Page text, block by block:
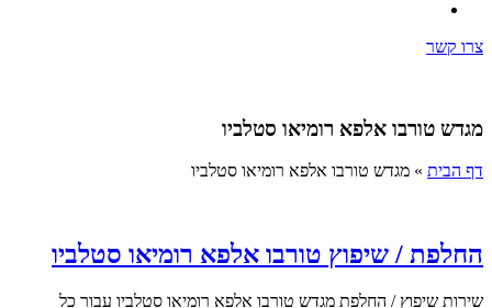
צרו קשר
מגדש טורבו אלפא רומיאו סטלביו
דף הבית » מגדש טורבו אלפא רומיאו סטלביו
החלפת / שיפוץ טורבו אלפא רומיאו סטלביו
שירות שיפוץ / החלפת מגדש טורבו אלפא רומיאו סטלביו עבור כל